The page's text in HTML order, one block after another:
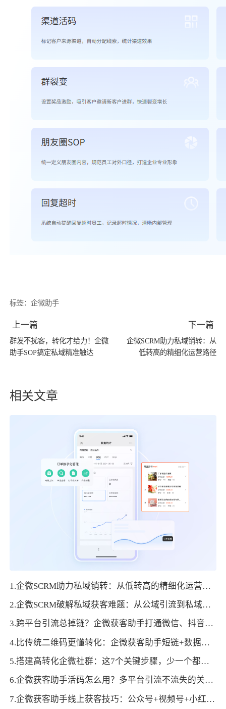
标签：企微助手
上一篇
群发不扰客，转化才给力！企微
助手SOP搞定私域精准触达
下一篇
企微SCRM助力私域销转：从
低转高的精细化运营路径
相关文章
1.企微SCRM助力私域销转：从低转高的精细化运营路径
2.企微SCRM破解私域获客难题：从公域引流到私域沉淀的全流程方案
3.跨平台引流总掉链？企微获客助手打通微信、抖音、官网转化通路
4.比传统二维码更懂转化：企微获客助手短链+数据看板，打通投放-运营闭环
5.搭建高转化企微社群：这7个关键步骤，少一个都不行
6.企微获客助手活码怎么用？多平台引流不流失的关键玩法
7.企微获客助手线上获客技巧：公众号+视频号+小红书联动引流